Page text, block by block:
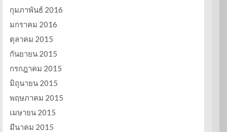
กุมภาพันธ์ 2016
มกราคม 2016
ตุลาคม 2015
กันยายน 2015
กรกฎาคม 2015
มิถุนายน 2015
พฤษภาคม 2015
เมษายน 2015
มีนาคม 2015